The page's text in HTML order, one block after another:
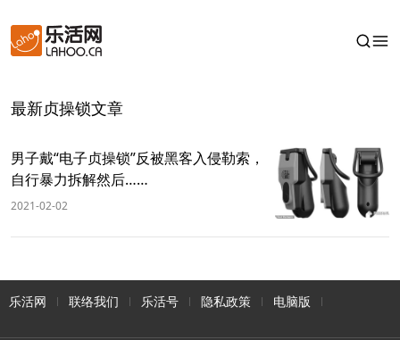
最新贞操锁文章
男子戴“电子贞操锁”反被黑客入侵勒索，
自行暴力拆解然后……
2021-02-02
乐活网 联络我们 乐活号 隐私政策 电脑版